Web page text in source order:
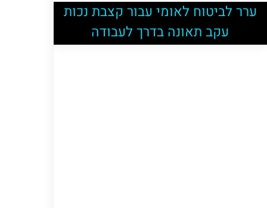
ערר לביטוח לאומי עבור קצבת נכות
עקב תאונה בדרך לעבודה